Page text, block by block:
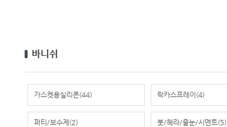
바니쉬
가스켓용실리콘(44) 락카스프레이 (4)
퍼티/보수제 (2) 붓/헤라/줄눈/시멘트(5)